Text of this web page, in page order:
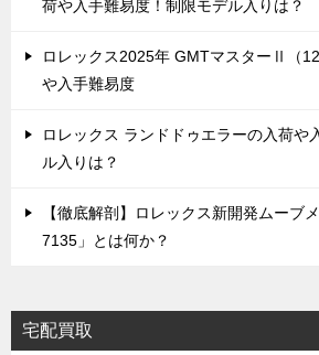
荷や入手難易度！制限モデル入りは？
ロレックス2025年 GMTマスターⅡ（
や入手難易度
ロレックス ランドドゥエラーの入荷や
ル入りは？
【徹底解剖】ロレックス新開発ムーブ
7135」とは何か？
宅配買取